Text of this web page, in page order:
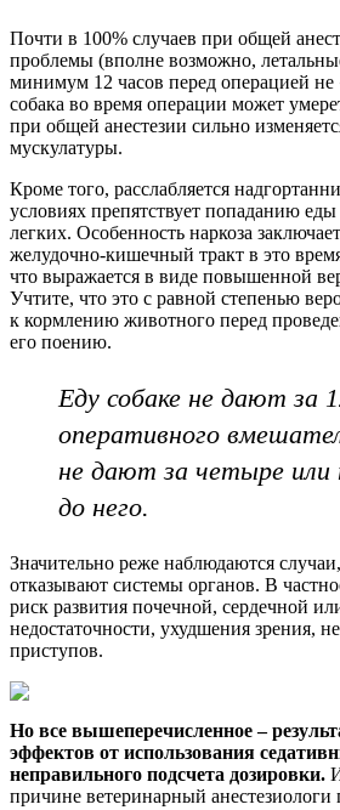
Почти в 100% случаев при общей
проблемы (вполне возможно,
минимум 12 часов перед операцией не
собака во время операции может
при общей анестезии сильно
мускулатуры.
Кроме того, расслабляется
условиях препятствует попаданию
легких. Особенность наркоза
желудочно-кишечный тракт в это
что выражается в виде повышенной
Учтите, что это с равной степенью
к кормлению животного перед
его поению.
Еду собаке не дают за
оперативного
не дают за четыре или
до него.
Значительно реже наблюдаются
отказывают системы органов. В
риск развития почечной, сердечной
недостаточности, ухудшения зрения,
приступов.
Но все вышеперечисленное –
эффектов от использования
неправильного подсчета дозировки.
причине ветеринарный анестезиологи